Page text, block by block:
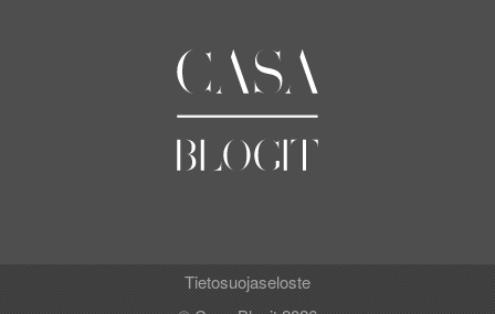
Tietosuojaseloste